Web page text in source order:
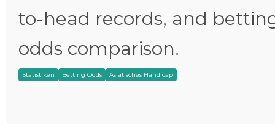
to-head records, and
odds comparison.
Statistiken Betting Odds Asiatisches Handicap